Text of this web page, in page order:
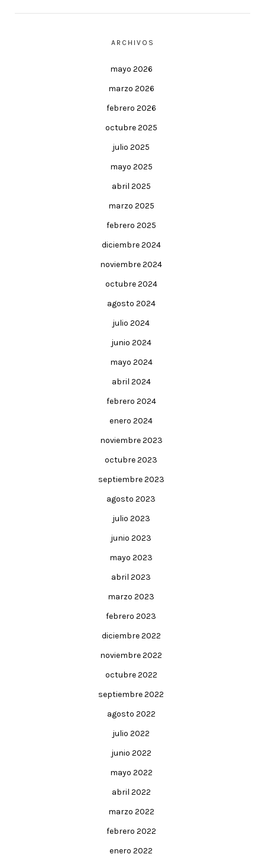
ARCHIVOS
mayo 2026
marzo 2026
febrero 2026
octubre 2025
julio 2025
mayo 2025
abril 2025
marzo 2025
febrero 2025
diciembre 2024
noviembre 2024
octubre 2024
agosto 2024
julio 2024
junio 2024
mayo 2024
abril 2024
febrero 2024
enero 2024
noviembre 2023
octubre 2023
septiembre 2023
agosto 2023
julio 2023
junio 2023
mayo 2023
abril 2023
marzo 2023
febrero 2023
diciembre 2022
noviembre 2022
octubre 2022
septiembre 2022
agosto 2022
julio 2022
junio 2022
mayo 2022
abril 2022
marzo 2022
febrero 2022
enero 2022